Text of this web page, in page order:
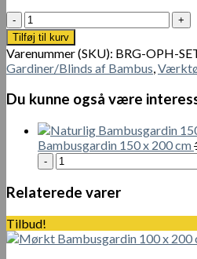
Blind
remskive/rullesystem
antal
Tilføj til kurv
Varenummer (SKU): BRG-OPH-
Gardiner/Blinds af Bambus,
Du kunne også være
Bambusgardin 150 x 200 cm
Naturlig
Bambusgardin
150
200
cm
antal
Relaterede varer
Tilbud!